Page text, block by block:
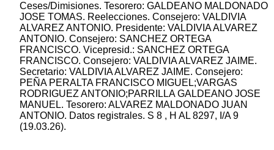
Ceses/Dimisiones. Tesorero: GALDEANO MALDONADO
JOSE TOMAS. Reelecciones. Consejero: VALDIVIA
ALVAREZ ANTONIO. Presidente: VALDIVIA ALVAREZ
ANTONIO. Consejero: SANCHEZ ORTEGA
FRANCISCO. Vicepresid.: SANCHEZ ORTEGA
FRANCISCO. Consejero: VALDIVIA ALVAREZ JAIME.
Secretario: VALDIVIA ALVAREZ JAIME. Consejero:
PEÑA PERALTA FRANCISCO MIGUEL;VARGAS
RODRIGUEZ ANTONIO;PARRILLA GALDEANO JOSE
MANUEL. Tesorero: ALVAREZ MALDONADO JUAN
ANTONIO. Datos registrales. S 8 , H AL 8297, I/A 9
(19.03.26).